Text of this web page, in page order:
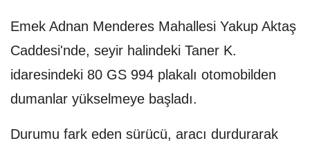
Emek Adnan Menderes Mahallesi Yakup Aktaş
Caddesi'nde, seyir halindeki Taner K.
idaresindeki 80 GS 994 plakalı otomobilden
dumanlar yükselmeye başladı.
Durumu fark eden sürücü, aracı durdurarak